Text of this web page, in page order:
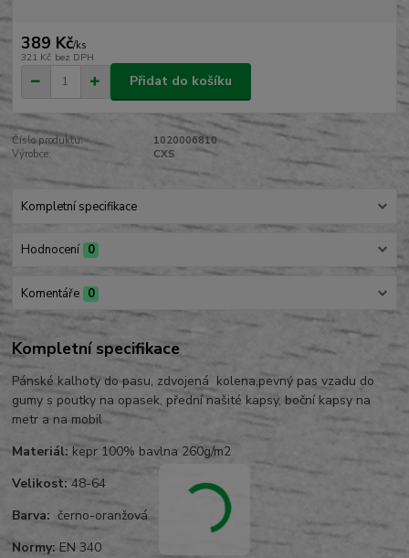
389 Kč/ks
321 Kč bez DPH
Přidat do košíku
Číslo produktu:
1020006810
Výrobce:
CXS
Kompletní specifikace
Hodnocení 0
Komentáře 0
Kompletní specifikace
Pánské kalhoty do pasu, zdvojená kolena,pevný pas vzadu do
gumy s poutky na opasek, přední našité kapsy, boční kapsy na
metr a na mobil
Materiál: kepr 100% bavlna 260g/m2
Velikost: 48-64
Barva: černo-oranžová
Normy: EN 340